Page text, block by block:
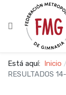
Está aquí: Inicio
RESULTADOS